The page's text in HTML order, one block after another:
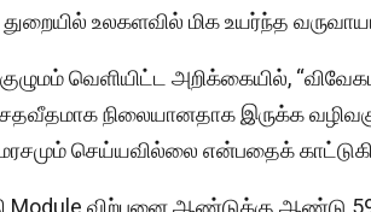
உலகளவில் மிக உயர்ந்த
குழுமம் வெளியிட்ட அறிக்கையில்,
சதவீதமாக நிலையானதாக இருக்க
செய்யவில்லை என்பதைக்
Module விற்பனை ஆண்டுக்கு ஆண்டு